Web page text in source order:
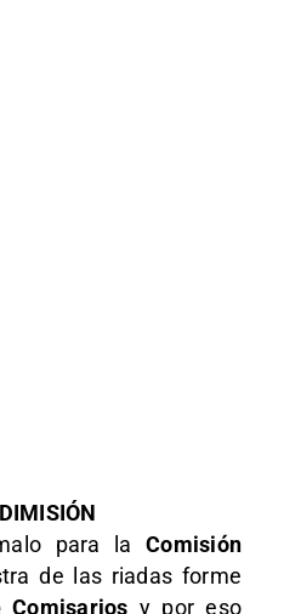
para la Comisión
de las riadas forme
Comisarios y por eso